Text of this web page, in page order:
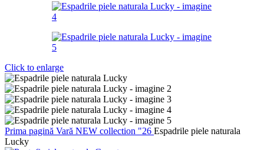
Click to enlarge
Prima pagină Vară NEW collection "26 Espadrile piele naturala
Lucky